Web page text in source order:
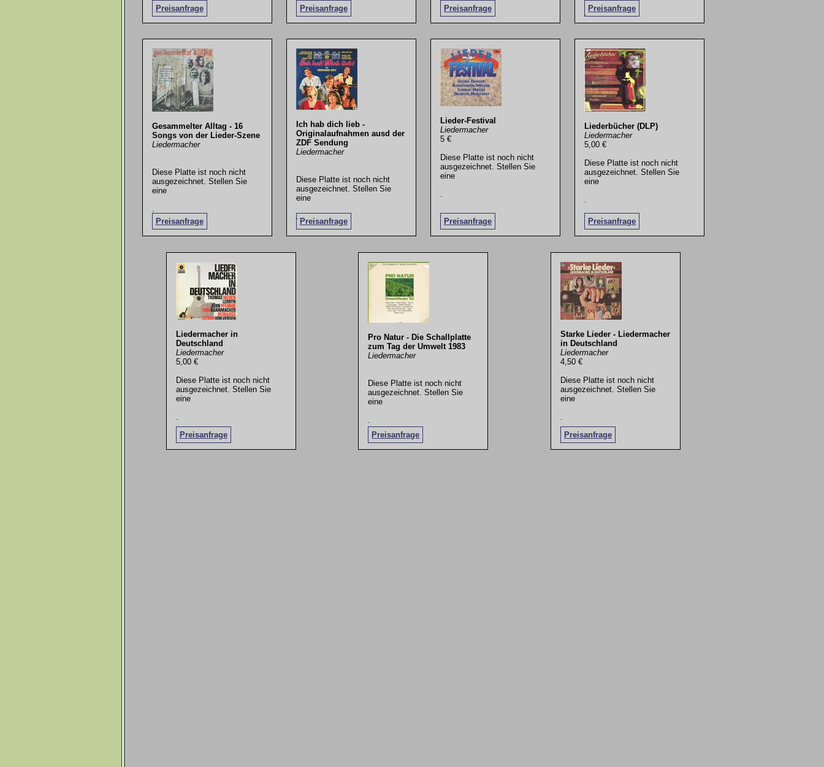
Preisanfrage Preisanfrage Preisanfrage
Preisanfrage
.
Gesammelter Alltag - 16
Songs von der Lieder-Szene
Liedermacher
Diese Platte ist noch nicht
ausgezeichnet. Stellen Sie
eine
Preisanfrage
Ich hab dich lieb -
Originalaufnahmen ausd der
ZDF Sendung
Liedermacher
Diese Platte ist noch nicht
ausgezeichnet. Stellen Sie
eine
Preisanfrage
.
Lieder-Festival
Liedermacher
5 €
Diese Platte ist noch nicht
ausgezeichnet. Stellen Sie
eine
Preisanfrage
Liederbücher (DLP)
Liedermacher
5,00 €
Diese Platte ist noch nicht
ausgezeichnet. Stellen Sie
eine
Preisanfrage
Liedermacher in
Deutschland
Liedermacher
5,00 €
Diese Platte ist noch nicht
ausgezeichnet. Stellen Sie
eine
Preisanfrage
Pro Natur - Die Schallplatte
zum Tag der Umwelt 1983
Liedermacher
Diese Platte ist noch nicht
ausgezeichnet. Stellen Sie
eine
Preisanfrage
Starke Lieder - Liedermacher
in Deutschland
Liedermacher
4,50 €
Diese Platte ist noch nicht
ausgezeichnet. Stellen Sie
eine
Preisanfrage